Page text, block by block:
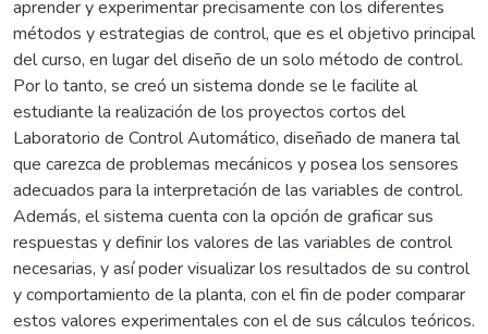
aprender y experimentar precisamente con los diferentes
métodos y estrategias de control, que es el objetivo principal
del curso, en lugar del diseño de un solo método de control.
Por lo tanto, se creó un sistema donde se le facilite al
estudiante la realización de los proyectos cortos del
Laboratorio de Control Automático, diseñado de manera tal
que carezca de problemas mecánicos y posea los sensores
adecuados para la interpretación de las variables de control.
Además, el sistema cuenta con la opción de graficar sus
respuestas y definir los valores de las variables de control
necesarias, y así poder visualizar los resultados de su control
y comportamiento de la planta, con el fin de poder comparar
estos valores experimentales con el de sus cálculos teóricos.